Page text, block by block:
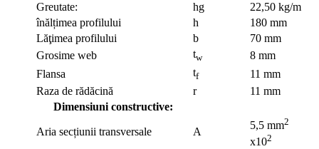
Greutate:
hg
22,50 kg/m
înălțimea profilului
h
180 mm
Lăţimea profilului
b
70 mm
Grosime web
tw
8 mm
Flansa
tf
11 mm
Raza de rădăcină
r
11 mm
Dimensiuni constructive:
Aria secțiunii transversale A
5,5 mm2
x102